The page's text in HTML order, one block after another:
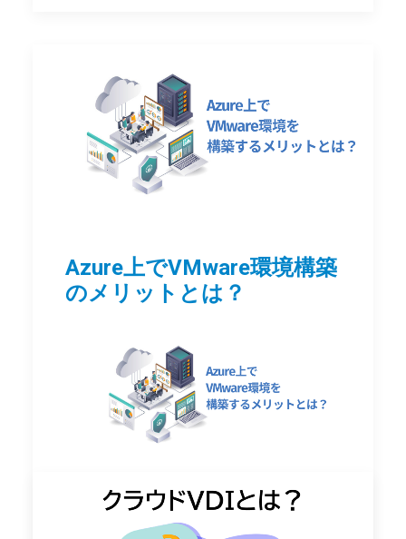
Azure上でVMware環境構築
のメリットとは？
by Azure導入支援デスク 編集部